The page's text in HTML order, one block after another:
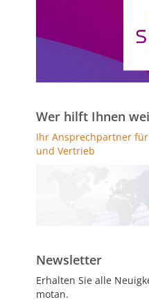
Wer hilft Ihnen
Ihr Ansprechpartner für
und Vertrieb
Newsletter
Erhalten Sie alle
motan.